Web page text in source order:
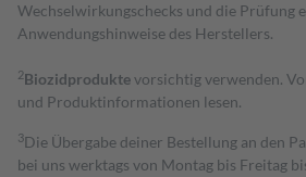
Wechselwirkungschecks und die Prüfung
Anwendungshinweise des Herstellers.
2Biozidproduktevorsichtig verwenden.
und Produktinformationen lesen.
3Die Übergabe deiner Bestellung an den
bei uns werktags von Montag bis Freitag